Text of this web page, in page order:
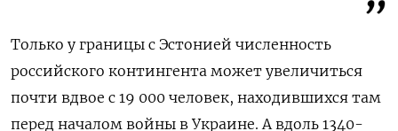
Только у границы с Эстонией численность
российского контингента может увеличиться
почти вдвое с 19 000 человек, находившихся там
перед началом войны в Украине. А вдоль 1340-